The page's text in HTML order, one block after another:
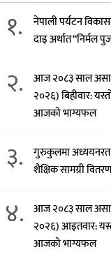
१.
नेपाली पर्यटन
दाइ अर्थात “निर्मल
२.
आज २०८३ साल
२०२६) बिहीवार:
आजको भाग्यफल
३.
गुरुकुलमा
शैक्षिक सामग्री
४.
आज २०८३ साल
२०२६) आइतवार:
आजको भाग्यफल